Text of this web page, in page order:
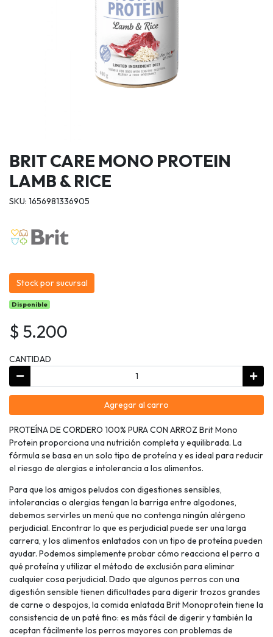
BRIT CARE MONO PROTEIN
LAMB & RICE
SKU: 1656981336905
Stock por sucursal
Disponible
$ 5.200
CANTIDAD
Agregar al carro
PROTEÍNA DE CORDERO 100% PURA CON ARROZ Brit Mono
Protein proporciona una nutrición completa y equilibrada. La
fórmula se basa en un solo tipo de proteína y es ideal para reducir
el riesgo de alergias e intolerancia a los alimentos.
Para que los amigos peludos con digestiones sensibles,
intolerancias o alergias tengan la barriga entre algodones,
debemos servirles un menú que no contenga ningún alérgeno
perjudicial. Encontrar lo que es perjudicial puede ser una larga
carrera, y los alimentos enlatados con un tipo de proteína pueden
ayudar. Podemos simplemente probar cómo reacciona el perro a
qué proteína y utilizar el método de exclusión para eliminar
cualquier cosa perjudicial. Dado que algunos perros con una
digestión sensible tienen dificultades para digerir trozos grandes
de carne o despojos, la comida enlatada Brit Monoprotein tiene la
consistencia de un paté fino: es más fácil de digerir y también la
aceptan fácilmente los perros mayores con problemas de